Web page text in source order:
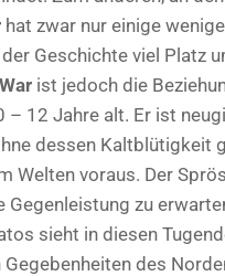
hat zwar nur einige
Geschichte viel Platz
ist jedoch die
12 Jahre alt. Er ist
dessen Kaltblütigkeit
Welten voraus. Der
zu
sieht in diesen
des